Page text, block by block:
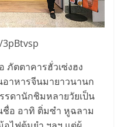
ภัตตาคารฮั่วเซ่งฮง
อาหารจีนมายาวนานก
รดานักชิมหลายวัยเป็น
ชื่อ อาทิ ติ่มซำ หูฉลาม